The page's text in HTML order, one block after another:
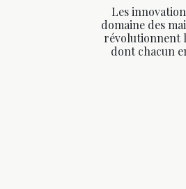
Les
domaine des
révolutionnent
dont chacun